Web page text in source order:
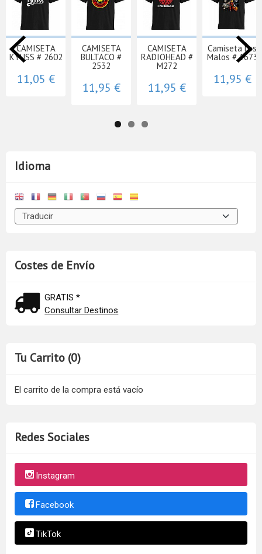
Idioma
Costes de Envío
GRATIS *
Consultar Destinos
Tu Carrito (0)
El carrito de la compra está vacío
Redes Sociales
Instagram
Facebook
TikTok
CAMISETA
KYUSS # 2602
11,05 €
CAMISETA
BULTACO #
2532
11,95 €
CAMISETA
RADIOHEAD #
M272
11,95 €
Camiseta Los
Malos # 1673
11,95 €